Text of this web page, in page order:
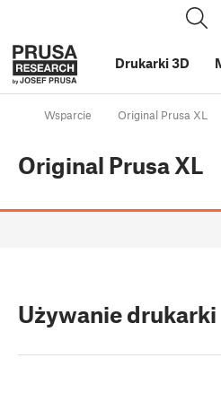
Drukarki 3D
Wsparcie Original Prusa XL
Original Prusa XL
Używanie drukarki